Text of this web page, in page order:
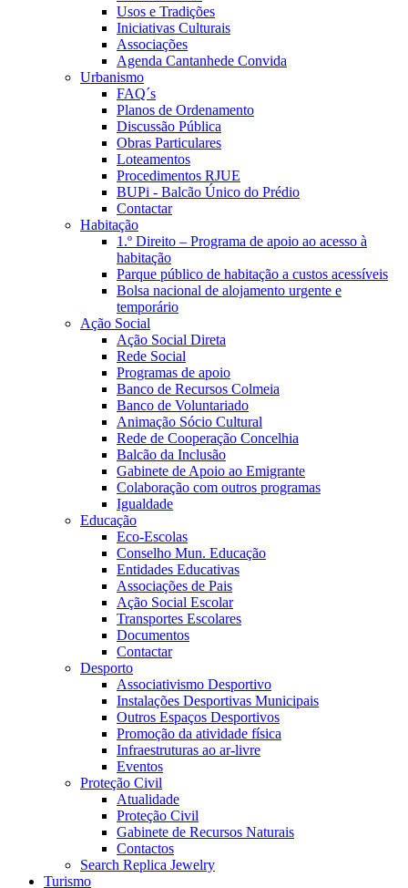
Usos e Tradições
Iniciativas Culturais
Associações
Agenda Cantanhede Convida
Urbanismo
FAQ´s
Planos de Ordenamento
Discussão Pública
Obras Particulares
Loteamentos
Procedimentos RJUE
BUPi - Balcão Único do Prédio
Contactar
Habitação
1.º Direito – Programa de apoio ao acesso à
habitação
Parque público de habitação a custos acessíveis
Bolsa nacional de alojamento urgente e
temporário
Ação Social
Ação Social Direta
Rede Social
Programas de apoio
Banco de Recursos Colmeia
Banco de Voluntariado
Animação Sócio Cultural
Rede de Cooperação Concelhia
Balcão da Inclusão
Gabinete de Apoio ao Emigrante
Colaboração com outros programas
Igualdade
Educação
Eco-Escolas
Conselho Mun. Educação
Entidades Educativas
Associações de Pais
Ação Social Escolar
Transportes Escolares
Documentos
Contactar
Desporto
Associativismo Desportivo
Instalações Desportivas Municipais
Outros Espaços Desportivos
Promoção da atividade física
Infraestruturas ao ar-livre
Eventos
Proteção Civil
Atualidade
Proteção Civil
Gabinete de Recursos Naturais
Contactos
Search Replica Jewelry
Turismo